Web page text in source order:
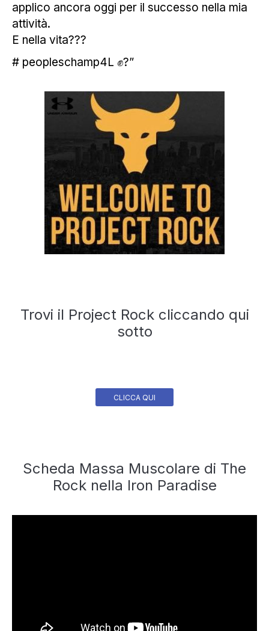
applico ancora oggi per il successo nella mia
attività.
E nella vita???
# peopleschamp4L ✊?”
Trovi il Project Rock cliccando qui
sotto
CLICCA QUI
Scheda Massa Muscolare di The
Rock nella Iron Paradise